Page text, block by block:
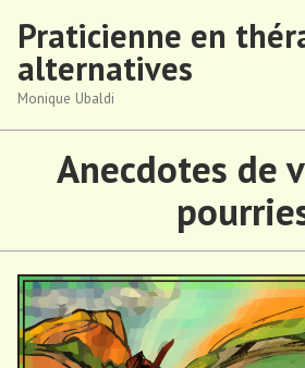
contenu
Praticienne en
alternatives
Monique Ubaldi
Anecdotes de